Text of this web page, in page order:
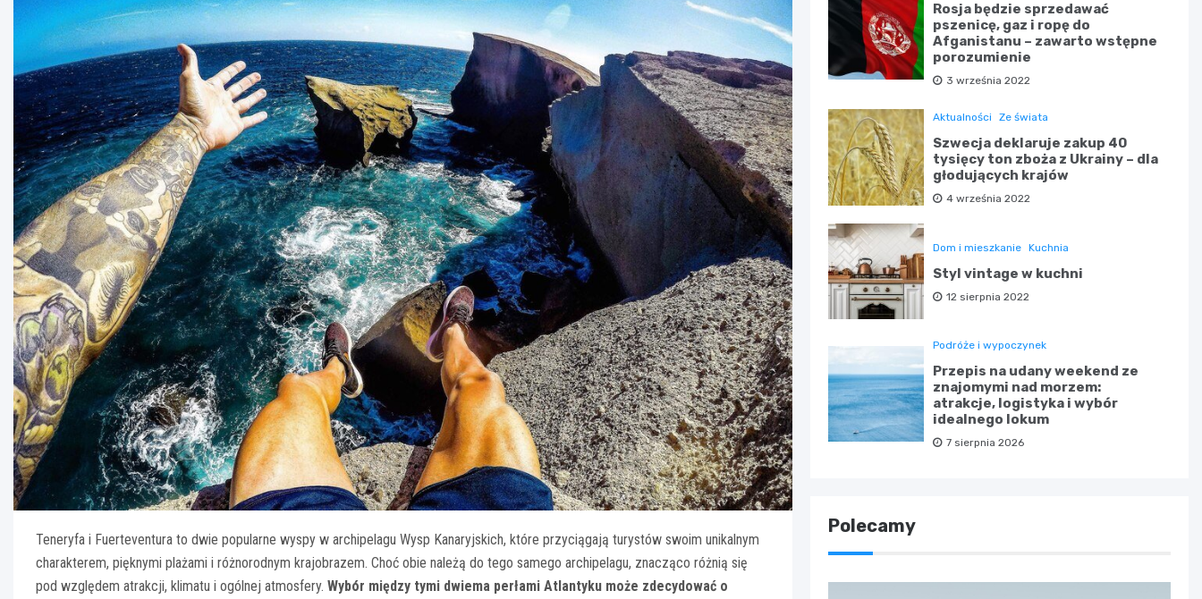
Teneryfa i Fuerteventura to dwie popularne wyspy w archipelagu Wysp Kanaryjskich, które przyciągają turystów swoim unikalnym
charakterem, pięknymi plażami i różnorodnym krajobrazem. Choć obie należą do tego samego archipelagu, znacząco różnią się
pod względem atrakcji, klimatu i ogólnej atmosfery. Wybór między tymi dwiema perłami Atlantyku może zdecydować o
Rosja będzie sprzedawać
pszenicę, gaz i ropę do
Afganistanu – zawarto wstępne
porozumienie
3 września 2022
Aktualności Ze świata
Szwecja deklaruje zakup 40
tysięcy ton zboża z Ukrainy – dla
głodujących krajów
4 września 2022
Dom i mieszkanie Kuchnia
Styl vintage w kuchni
12 sierpnia 2022
Podróże i wypoczynek
Przepis na udany weekend ze
znajomymi nad morzem:
atrakcje, logistyka i wybór
idealnego lokum
7 sierpnia 2026
Polecamy